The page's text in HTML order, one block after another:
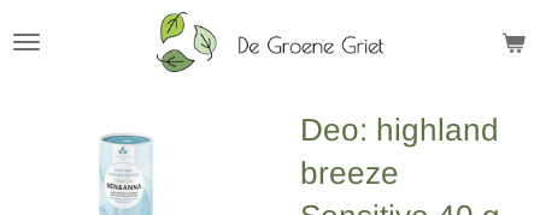
hoofdinhoud
Deo: highland
breeze